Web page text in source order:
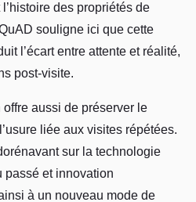
des propriétés de
souligne ici que cette
l’écart entre attente et réalité,
post-visite.
aussi de préserver le
liée aux visites répétées.
sur la technologie
passé et innovation
à un nouveau mode de